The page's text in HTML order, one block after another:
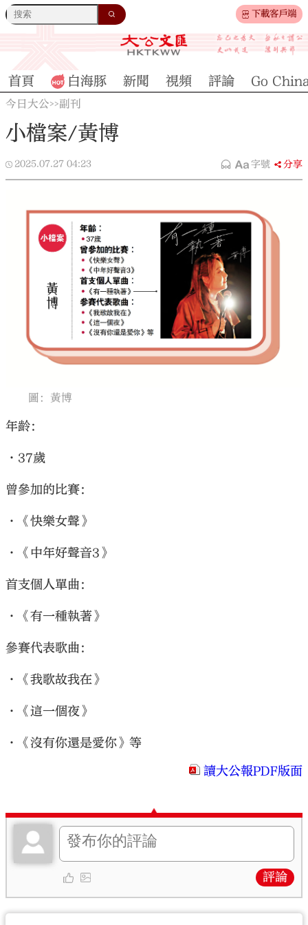
下載客戶端
首頁 白海豚 新聞 視頻 評論 Go
今日大公>>副刊
小檔案/黃博
2025.07.27 04:23 字號 分享
圖：黃博
年齡：
•37歲
曾參加的比賽：
•《快樂女聲》
•《中年好聲音3》
首支個人單曲：
•《有一種執著》
參賽代表歌曲：
•《我歌故我在》
•《這一個夜》
•《沒有你還是愛你》等
讀大公報PDF版面
評論